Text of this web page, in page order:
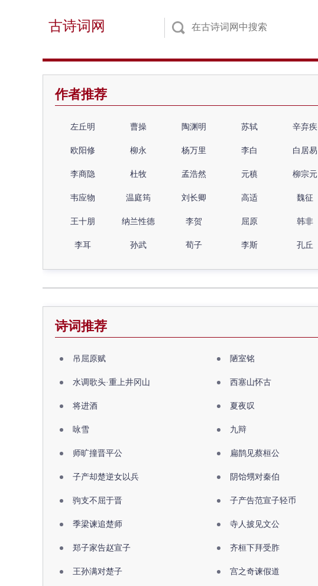
古诗词网
作者推荐
左丘明 曹操 陶渊明 苏轼 辛弃疾
欧阳修 柳永 杨万里 李白 白居易
李商隐 杜牧 孟浩然 元稹 柳宗元
韦应物 温庭筠 刘长卿 高适 魏征
王十朋 纳兰性德 李贺 屈原 韩非
李耳 孙武 荀子 李斯 孔丘
诗词推荐
吊屈原赋 陋室铭
水调歌头·重上井冈山 西塞山怀古
将进酒 夏夜叹
咏雪 九辩
师旷撞晋平公 扁鹊见蔡桓公
子产却楚逆女以兵 阴饴甥对秦伯
驹支不屈于晋 子产告范宣子轻币
季梁谏追楚师 寺人披见文公
郑子家告赵宣子 齐桓下拜受胙
王孙满对楚子 宫之奇谏假道